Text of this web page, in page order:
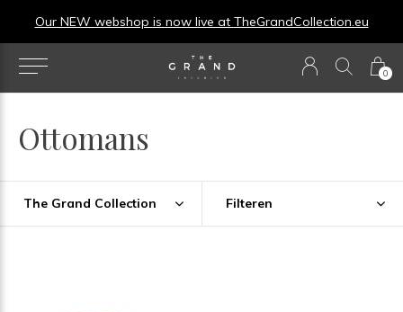
0
Our NEW webshop is now live at TheGrandCollection.eu
Ottomans
The Grand Collection Filteren